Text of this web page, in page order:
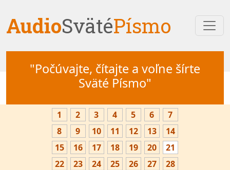
AudioSvätéPísmo
"Počúvajte, čítajte a voľne šírte
Sväté Písmo"
1 2 3 4 5 6
7
8
9 10 11 12 13
14
15
16 17 18 19 20
21
22
23 24 25 26 27
28